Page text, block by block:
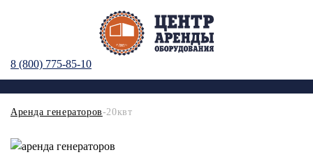
8 (800) 775-85-10
Аренда генераторов-20квт